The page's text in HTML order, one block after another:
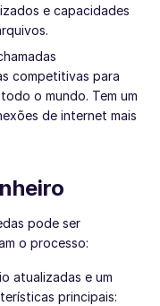
e capacidades
competitivas para
o mundo. Tem um
de internet mais
pode ser
o processo:
atualizadas e um
principais: